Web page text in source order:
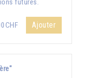
futures.
Ajouter